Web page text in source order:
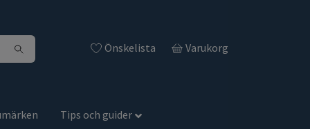
Önskelista Varukorg
Tips och guider